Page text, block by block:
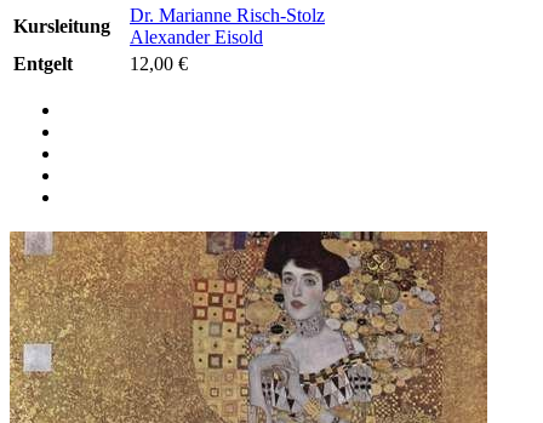
Kursleitung
Dr. Marianne Risch-Stolz
Alexander Eisold
Entgelt
12,00 €